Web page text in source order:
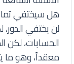
هل سيختفي
لن يختفي
الحسابات، لكن
معقداً، وهو ما